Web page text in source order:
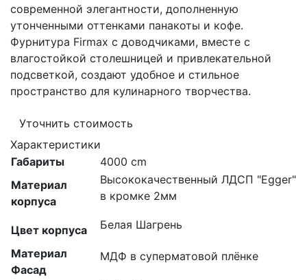
современной элегантности, дополненную
утонченными оттенками панакоты и кофе.
Фурнитура Firmax с доводчиками, вместе с
влагостойкой столешницей и привлекательной
подсветкой, создают удобное и стильное
пространство для кулинарного творчества.
Уточнить стоимость
Характеристики
Габариты
4000 cm
Материал
корпуса
Высококачественный ЛДСП "Egger"
в кромке 2мм
Цвет корпуса Белая Шагрень
Материал
Фасад
МДФ в суперматовой плёнке